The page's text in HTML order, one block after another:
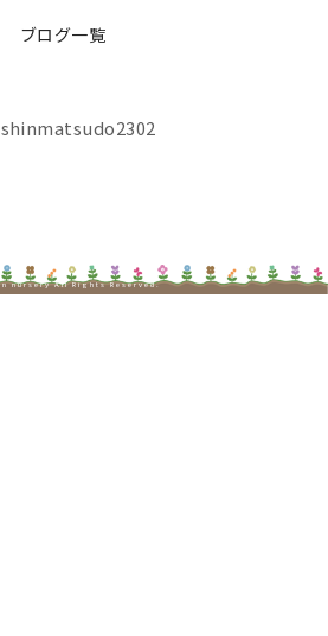
ブログ一覧
shinmatsudo2302
nursery All Rights Reserved.